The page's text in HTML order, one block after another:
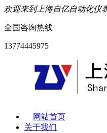
欢迎来到上海自亿自动化仪
全国咨询热线
13774445975
网站首页
关于我们